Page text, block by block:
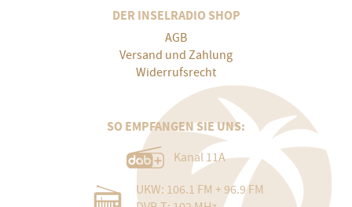
DER INSELRADIO SHOP
AGB
Versand und Zahlung
Widerrufsrecht
SO EMPFANGEN SIE UNS:
Kanal 11A
UKW: 106.1 FM + 96.9 FM